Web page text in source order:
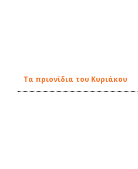
Τα πριονίδια του Κυριάκου